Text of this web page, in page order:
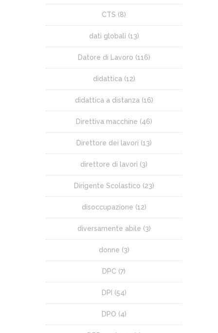
CTS (8)
dati globali (13)
Datore di Lavoro (116)
didattica (12)
didattica a distanza (16)
Direttiva macchine (46)
Direttore dei lavori (13)
direttore di lavori (3)
Dirigente Scolastico (23)
disoccupazione (12)
diversamente abile (3)
donne (3)
DPC (7)
DPI (54)
DPO (4)